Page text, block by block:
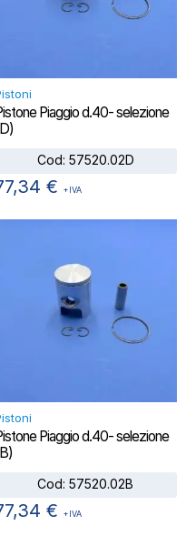
Piaggio d.40- selezione
Cod: 57520.02D
€ +IVA
Piaggio d.40- selezione
Cod: 57520.02B
€ +IVA